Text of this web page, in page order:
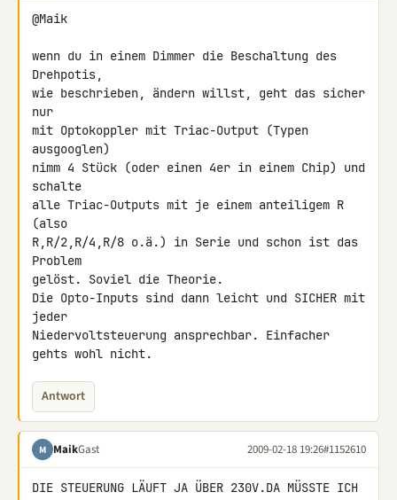
@Maik
wenn du in einem Dimmer die Beschaltung des
Drehpotis,
wie beschrieben, ändern willst, geht das sicher
nur
mit Optokoppler mit Triac-Output (Typen
ausgooglen)
nimm 4 Stück (oder einen 4er in einem Chip) und
schalte
alle Triac-Outputs mit je einem anteiligem R
(also
R,R/2,R/4,R/8 o.ä.) in Serie und schon ist das
Problem
gelöst. Soviel die Theorie.
Die Opto-Inputs sind dann leicht und SICHER mit
jeder
Niedervoltsteuerung ansprechbar. Einfacher
gehts wohl nicht.
Antwort
M MaikGast 2009-02-18 19:26#1152610
DIE STEUERUNG LÄUFT JA ÜBER 230V.DA MÜSSTE ICH